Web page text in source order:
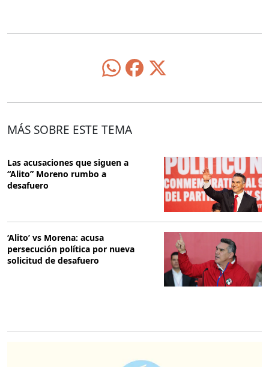
MÁS SOBRE ESTE TEMA
Las acusaciones que siguen a
“Alito” Moreno rumbo a
desafuero
‘Alito’ vs Morena: acusa
persecución política por nueva
solicitud de desafuero